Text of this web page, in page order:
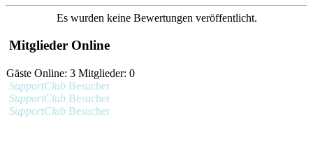
Es wurden keine Bewertungen veröffentlicht.
Mitglieder Online
Gäste Online: 3 Mitglieder: 0
SupportClub Besucher
SupportClub Besucher
SupportClub Besucher